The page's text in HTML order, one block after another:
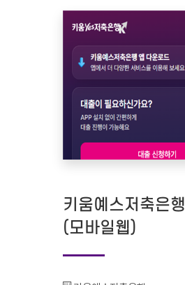
키움예스저축은행
(모바일웹)